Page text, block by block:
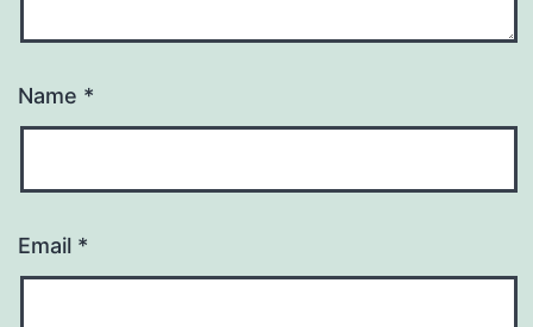
Name *
Email *